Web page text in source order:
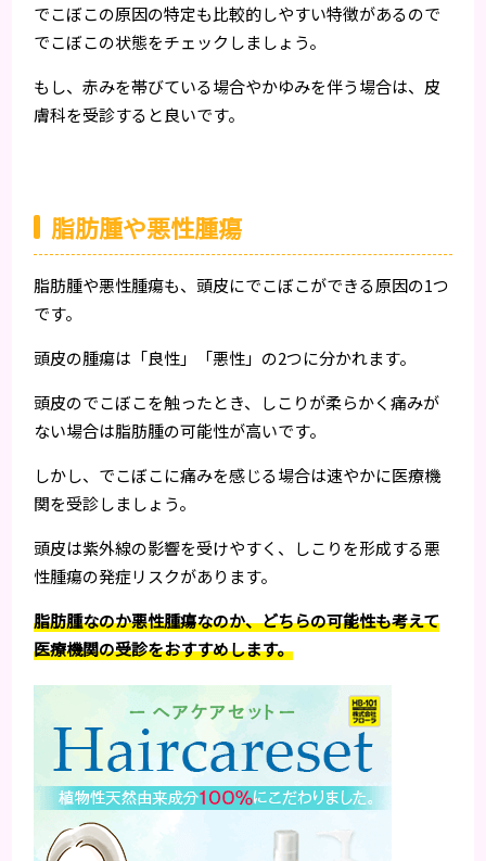
でこぼこの原因の特定も比較的しやすい特徴があるので
でこぼこの状態をチェックしましょう。
もし、赤みを帯びている場合やかゆみを伴う場合は、皮
膚科を受診すると良いです。
脂肪腫や悪性腫瘍
脂肪腫や悪性腫瘍も、頭皮にでこぼこができる原因の1つ
です。
頭皮の腫瘍は「良性」「悪性」の2つに分かれます。
頭皮のでこぼこを触ったとき、しこりが柔らかく痛みが
ない場合は脂肪腫の可能性が高いです。
しかし、でこぼこに痛みを感じる場合は速やかに医療機
関を受診しましょう。
頭皮は紫外線の影響を受けやすく、しこりを形成する悪
性腫瘍の発症リスクがあります。
脂肪腫なのか悪性腫瘍なのか、どちらの可能性も考えて
医療機関の受診をおすすめします。